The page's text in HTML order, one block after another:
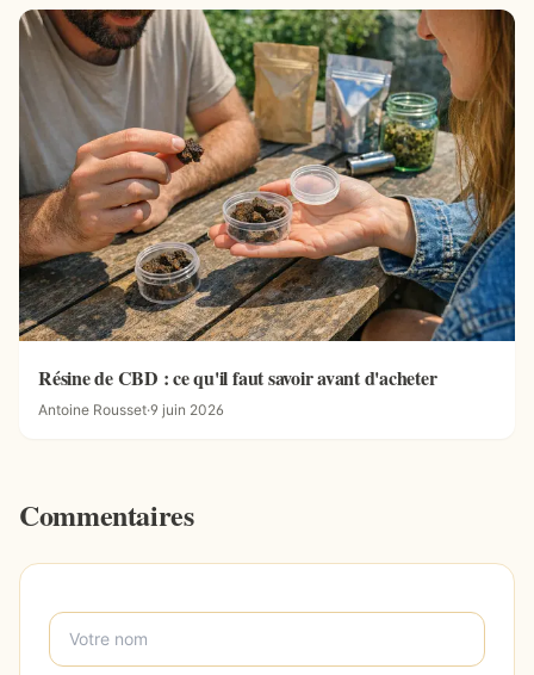
Résine de CBD : ce qu'il faut savoir avant d'acheter
Antoine Rousset·9 juin 2026
Commentaires